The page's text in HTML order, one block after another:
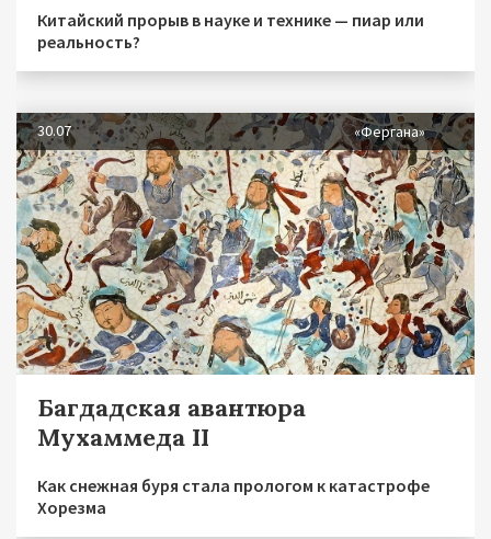
Китайский прорыв в науке и технике — пиар или
реальность?
30.07 «Фергана»
Багдадская авантюра
Мухаммеда II
Как снежная буря стала прологом к катастрофе
Хорезма